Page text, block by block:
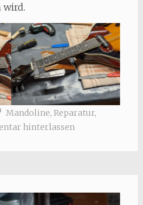
wird.
Mandoline, Reparatur,
hinterlassen